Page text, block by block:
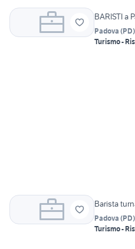
BARISTI a
Padova (PD)
Turismo -
Barista
Padova (PD)
Turismo -